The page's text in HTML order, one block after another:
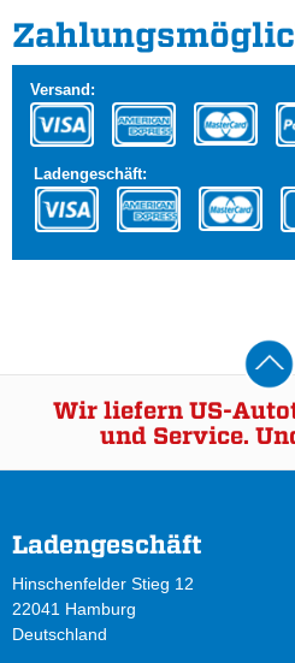
Versand:
Ladengeschäft:
Wir liefern US-
und Service.
Ladengeschäft
Hinschenfelder Stieg 12
22041 Hamburg
Deutschland